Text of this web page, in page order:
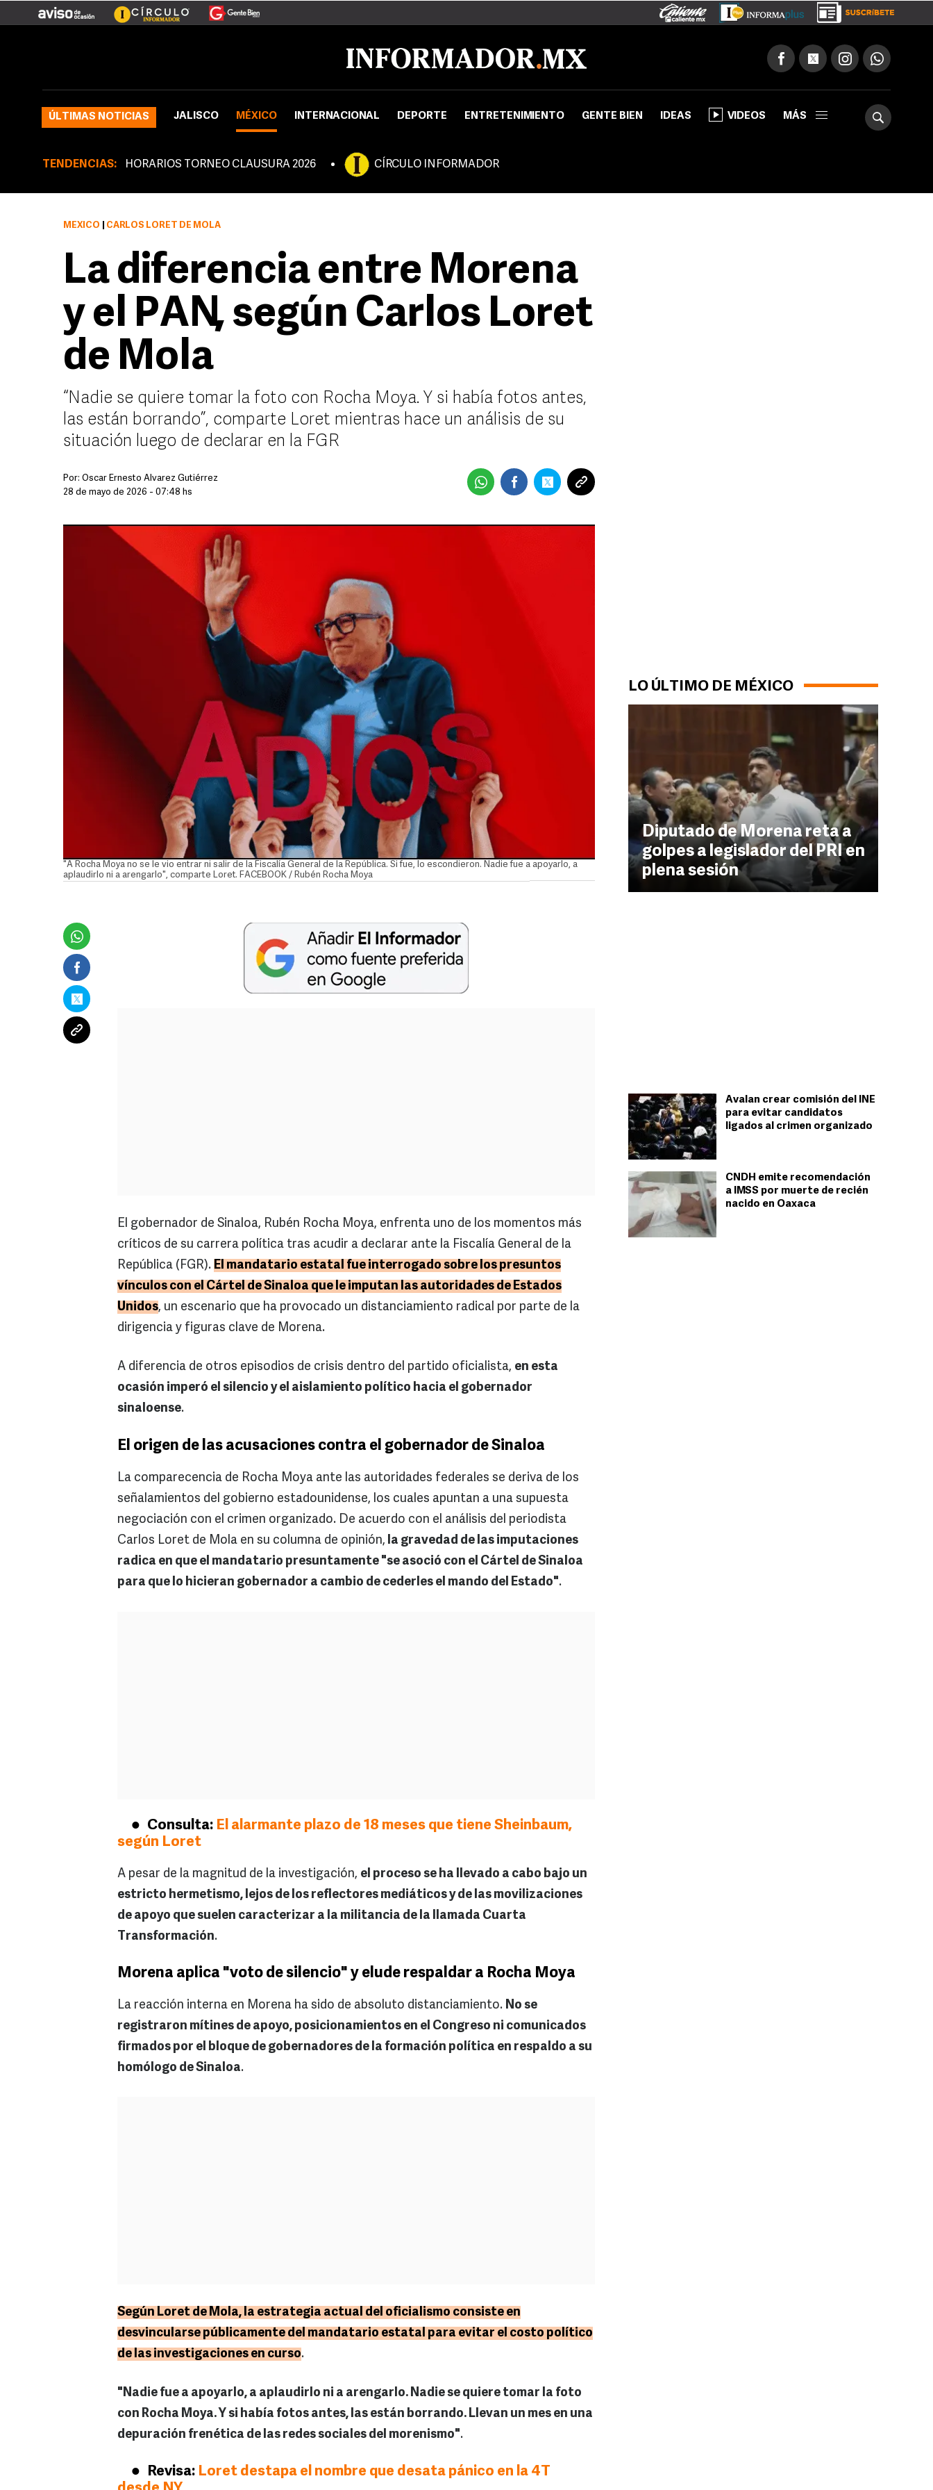
ÚLTIMAS NOTICIAS JALISCO MÉXICO INTERNACIONAL DEPORTE ENTRETENIMIENTO GENTE BIEN IDEAS VIDEOS MÁS
TENDENCIAS: HORARIOS TORNEO CLAUSURA 2026 CÍRCULO INFORMADOR
LO ÚLTIMO DE MÉXICO
Diputado de Morena reta a
golpes a legislador del PRI en
plena sesión
Avalan crear comisión del INE
para evitar candidatos
ligados al crimen organizado
CNDH emite recomendación
a IMSS por muerte de recién
nacido en Oaxaca
MÉXICO CARLOS LORET DE MOLA
La diferencia entre Morena
y el PAN, según Carlos Loret
de Mola
“Nadie se quiere tomar la foto con Rocha Moya. Y si había fotos antes,
las están borrando”, comparte Loret mientras hace un análisis de su
situación luego de declarar en la FGR
Por: Óscar Ernesto Álvarez Gutiérrez
28 de mayo de 2026 - 07:48 hs
"A Rocha Moya no se le vio entrar ni salir de la Fiscalía General de la República. Si fue, lo escondieron. Nadie fue a apoyarlo, a
aplaudirlo ni a arengarlo", comparte Loret. FACEBOOK / Rubén Rocha Moya
El gobernador de Sinaloa, Rubén Rocha Moya, enfrenta uno de los momentos más
críticos de su carrera política tras acudir a declarar ante la Fiscalía General de la
República (FGR). El mandatario estatal fue interrogado sobre los presuntos
vínculos con el Cártel de Sinaloa que le imputan las autoridades de Estados
Unidos, un escenario que ha provocado un distanciamiento radical por parte de la
dirigencia y figuras clave de Morena.
A diferencia de otros episodios de crisis dentro del partido oficialista, en esta
ocasión imperó el silencio y el aislamiento político hacia el gobernador
sinaloense.
El origen de las acusaciones contra el gobernador de Sinaloa
La comparecencia de Rocha Moya ante las autoridades federales se deriva de los
señalamientos del gobierno estadounidense, los cuales apuntan a una supuesta
negociación con el crimen organizado. De acuerdo con el análisis del periodista
Carlos Loret de Mola en su columna de opinión, la gravedad de las imputaciones
radica en que el mandatario presuntamente "se asoció con el Cártel de Sinaloa
para que lo hicieran gobernador a cambio de cederles el mando del Estado".
Consulta: El alarmante plazo de 18 meses que tiene Sheinbaum,
según Loret
A pesar de la magnitud de la investigación, el proceso se ha llevado a cabo bajo un
estricto hermetismo, lejos de los reflectores mediáticos y de las movilizaciones
de apoyo que suelen caracterizar a la militancia de la llamada Cuarta
Transformación.
Morena aplica "voto de silencio" y elude respaldar a Rocha Moya
La reacción interna en Morena ha sido de absoluto distanciamiento. No se
registraron mítines de apoyo, posicionamientos en el Congreso ni comunicados
firmados por el bloque de gobernadores de la formación política en respaldo a su
homólogo de Sinaloa.
Según Loret de Mola, la estrategia actual del oficialismo consiste en
desvincularse públicamente del mandatario estatal para evitar el costo político
de las investigaciones en curso.
"Nadie fue a apoyarlo, a aplaudirlo ni a arengarlo. Nadie se quiere tomar la foto
con Rocha Moya. Y si había fotos antes, las están borrando. Llevan un mes en una
depuración frenética de las redes sociales del morenismo".
Revisa: Loret destapa el nombre que desata pánico en la 4T